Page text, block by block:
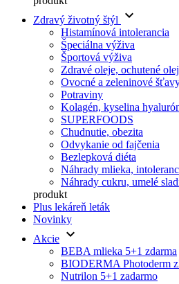
Zdravý životný štýl
keyboard_arrow_down
Histamínová intolerancia
Špeciálna výživa
Športová výživa
Zdravé oleje, ochutené
Ovocné a zeleninové
Potraviny
Kolagén, kyselina
SUPERFOODS
Chudnutie, obezita
Odvykanie od fajčenia
Bezlepková diéta
Náhrady mlieka,
Náhrady cukru, umelé
produkt
Plus lekáreň leták
Novinky
Akcie keyboard_arrow_down
BEBA mlieka 5+1 zdarma
BIODERMA Photoderm
Nutrilon 5+1 zadarmo